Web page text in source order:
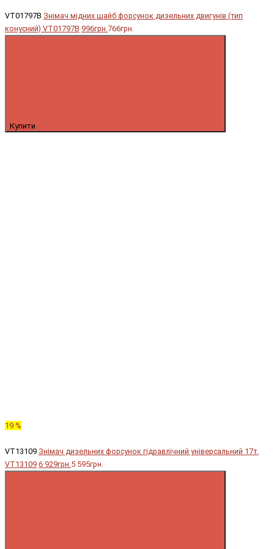
VT01797B Знімач мідних шайб форсунок дизельних двигунів (тип
конусний) VT01797B 996грн.766грн.
Купити
19 %
VT13109 Знімач дизельних форсунок гідравлічний універсальний 17т.
VT13109 6 929грн.5 595грн.